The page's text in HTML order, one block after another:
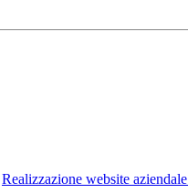
Realizzazione website aziendale